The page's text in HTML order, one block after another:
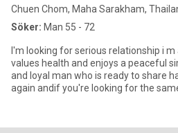
Chuen Chom, Maha Sarakham,
Söker: Man 55 - 72
I'm looking for serious relationship i
values health and enjoys a peaceful
and loyal man who is ready to share
again andif you're looking for the